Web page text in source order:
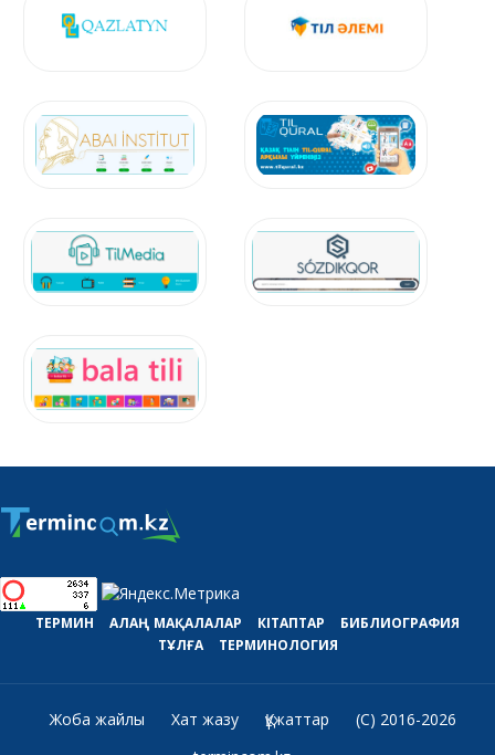
ТЕРМИН АЛАҢ МАҚАЛАЛАР КІТАПТАР
БИБЛИОГРАФИЯ
ТҰЛҒА
ТЕРМИНОЛОГИЯ
Жоба жайлы Хат жазу Құжаттар
(C) 2016-2026